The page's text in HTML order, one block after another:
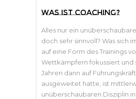
WAS IST COACHING?
Alles nur ein
doch sehr sinnvoll? Was sich
auf eine Form des Trainings
Wettkämpfern fokussiert und
Jahren dann auf
ausgeweitet hatte, ist
unüberschaubaren Disziplin